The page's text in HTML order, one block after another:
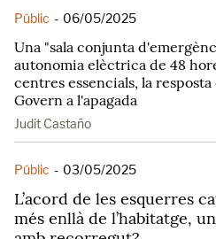
Públic - 06/05/2025
Una "sala conjunta
autonomia elèctrica de 48
centres essencials, la resposta
Govern a l'apagada
Judit Castaño
Públic - 03/05/2025
L’acord de les esquerres
més enllà de l’habitatge,